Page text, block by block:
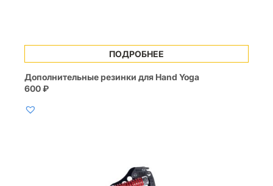
ПОДРОБНЕЕ
Дополнительные резинки для Hand Yoga
600₽